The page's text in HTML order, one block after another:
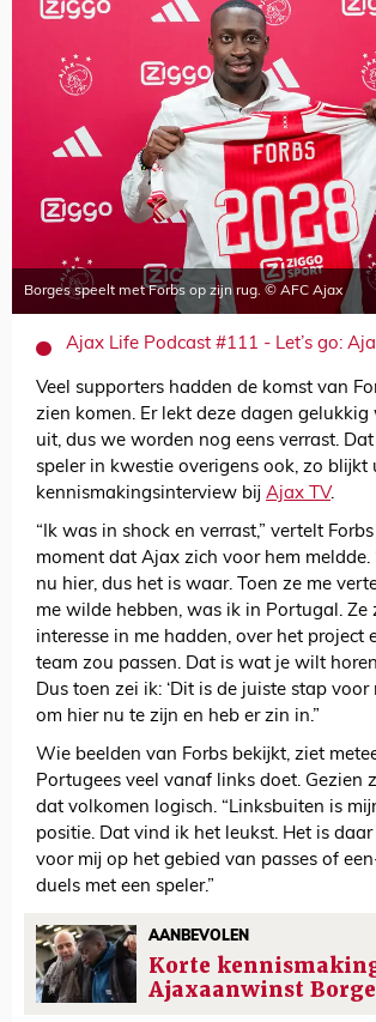
Borges speelt met Forbs op zijn rug. © AFC Ajax
Ajax Life Podcast #111 - Let’s go:
Veel supporters hadden de komst van
zien komen. Er lekt deze dagen gelukkig
uit, dus we worden nog eens verrast.
speler in kwestie overigens ook, zo blijkt
kennismakingsinterview bij Ajax TV.
“Ik was in shock en verrast,” vertelt
moment dat Ajax zich voor hem meldde.
nu hier, dus het is waar. Toen ze me
me wilde hebben, was ik in Portugal. Ze
interesse in me hadden, over het project
team zou passen. Dat is wat je wilt
Dus toen zei ik: ‘Dit is de juiste stap voor
om hier nu te zijn en heb er zin in.”
Wie beelden van Forbs bekijkt, ziet
Portugees veel vanaf links doet. Gezien
dat volkomen logisch. “Linksbuiten is
positie. Dat vind ik het leukst. Het is
voor mij op het gebied van passes of
duels met een speler.”
AANBEVOLEN
Korte
Ajaxaanwinst